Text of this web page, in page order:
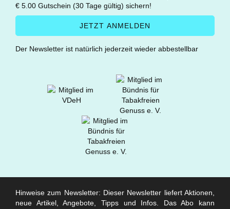
€ 5.00 Gutschein (30 Tage gültig) sichern!
Der Newsletter ist natürlich jederzeit wieder abbestellbar
Hinweise zum Newsletter: Dieser Newsletter liefert Aktionen,
neue Artikel, Angebote, Tipps und Infos. Das Abo kann